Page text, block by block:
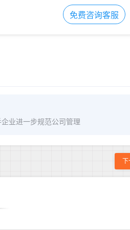
免费咨询客服
业进一步规范公司管理
下